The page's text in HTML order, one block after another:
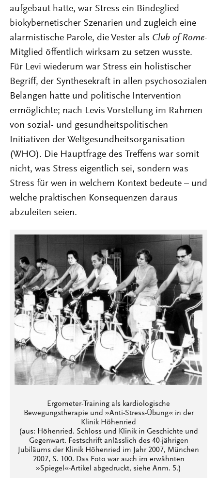
aufgebaut hatte, war Stress ein Bindeglied
biokybernetischer Szenarien und zugleich eine
alarmistische Parole, die Vester als Club of Rome-
Mitglied öffentlich wirksam zu setzen wusste.
Für Levi wiederum war Stress ein holistischer
Begriff, der Synthesekraft in allen psychosozialen
Belangen hatte und politische Intervention
ermöglichte; nach Levis Vorstellung im Rahmen
von sozial- und gesundheitspolitischen
Initiativen der Weltgesundheitsorganisation
(WHO). Die Hauptfrage des Treffens war somit
nicht, was Stress eigentlich sei, sondern was
Stress für wen in welchem Kontext bedeute – und
welche praktischen Konsequenzen daraus
abzuleiten seien.
Ergometer-Training als kardiologische
Bewegungstherapie und »Anti-Stress-Übung« in der
Klinik Höhenried
(aus: Höhenried. Schloss und Klinik in Geschichte und
Gegenwart. Festschrift anlässlich des 40-jährigen
Jubiläums der Klinik Höhenried im Jahr 2007, München
2007, S. 100. Das Foto war auch im erwähnten
»Spiegel«-Artikel abgedruckt, siehe Anm. 5.)